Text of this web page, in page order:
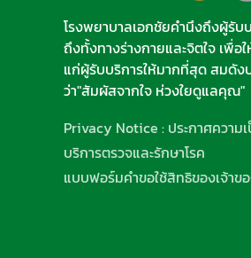
โรงพยาบาลเอกชัยคำนึงถึงผู้รับ
ถึงทั้งทางร่างกายและจิตใจ เพื่
แก่ผู้รับบริการให้มากที่สุด สมดั
ว่า"สัมผัสจากใจ ห่วงใยดูแลคุณ"
Privacy Notice : ประกาศความ
บริการตรวจและรักษาโรค
แบบฟอร์มคำขอใช้สิทธิของเจ้า